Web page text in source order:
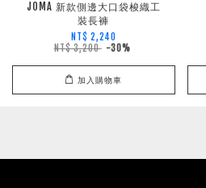
JOMA 新款側邊大口袋梭織工
裝長褲
NT$ 2,240
NT$ 3,200 -30%
加入購物車